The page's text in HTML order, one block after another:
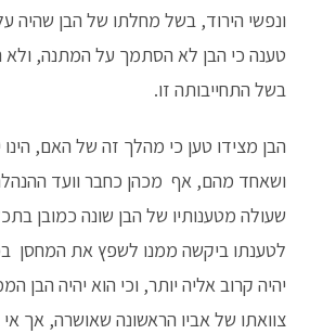
ונפשי הירוד, בשל מחלתו של הבן שהיה
טענה כי הבן לא הסתמך על המתנה, ולא
בשל התחייבותה זו.
הבן מצידו טען כי מהלך זה של האם,
ושאחד מהם, אף מכהן כחבר וועד
שעולה מטענותיו של הבן שונה כמובן
לטענתו ביקשה ממנו לשפץ את המחסן
יהיה קרוב אליה יותר, וכי הוא יהיה הבן
צוואתו של אביו הראשונה שאושרה, אך